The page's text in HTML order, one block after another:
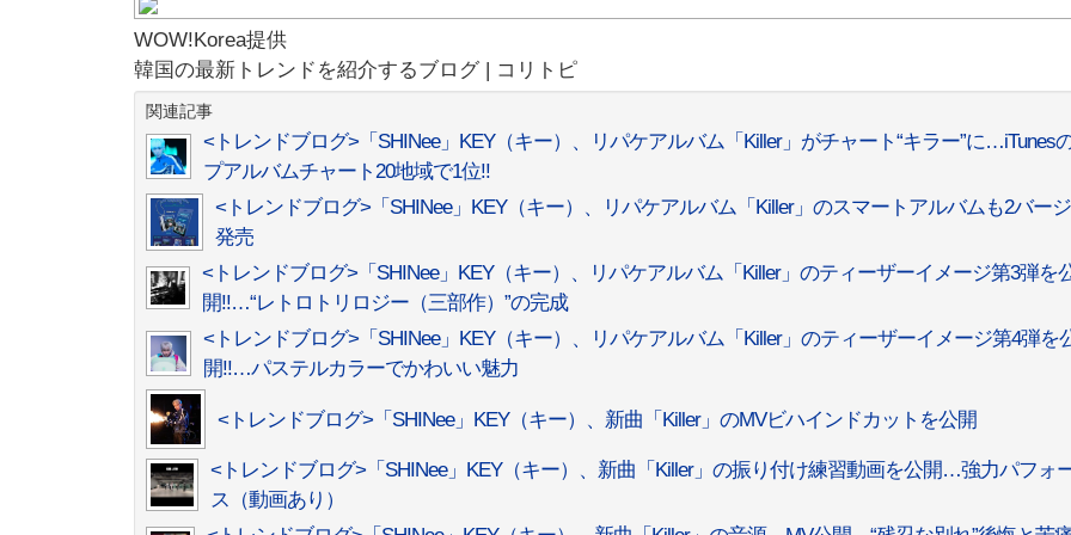
WOW!Korea提供
韓国の最新トレンドを紹介するブログ | コリトピ
関連記事
<トレンドブログ>「SHINee」KEY（キー）、リパケアルバム「Killer」がチャート“キラー”に…iTunes
プアルバムチャート20地域で1位!!
<トレンドブログ>「SHINee」KEY（キー）、リパケアルバム「Killer」のスマートアルバムも2バー
発売
<トレンドブログ>「SHINee」KEY（キー）、リパケアルバム「Killer」のティーザーイメージ第3弾を
開!!…“レトロトリロジー（三部作）”の完成
<トレンドブログ>「SHINee」KEY（キー）、リパケアルバム「Killer」のティーザーイメージ第4弾を
開!!…パステルカラーでかわいい魅力
<トレンドブログ>「SHINee」KEY（キー）、新曲「Killer」のMVビハインドカットを公開
<トレンドブログ>「SHINee」KEY（キー）、新曲「Killer」の振り付け練習動画を公開…強力パフォ
ス（動画あり）